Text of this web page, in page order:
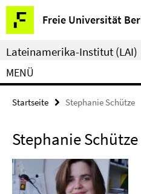
Springe
direkt
zu
Inhalt
Freie Universität
Service-
Navigation
Lateinamerika-Institut (LAI)
MENÜ
Startseite Stephanie Schütze
Stephanie Schütze